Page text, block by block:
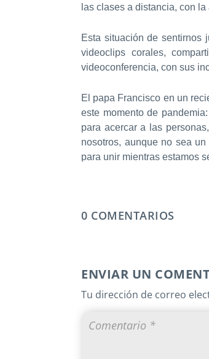
las clases a distancia, con
Esta situación de sentirnos
videoclips corales,
videoconferencia, con sus
El papa Francisco en un
este momento de
para acercar a las
nosotros, aunque no sea
para unir mientras estamos
0 COMENTARIOS
ENVIAR UN
Tu dirección de correo